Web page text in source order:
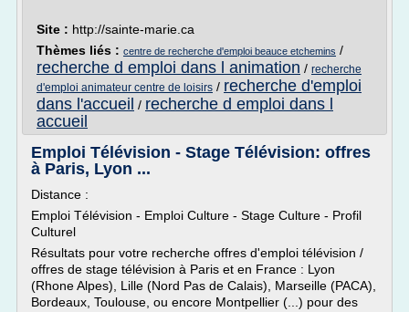
Site : http://sainte-marie.ca
Thèmes liés : centre de recherche d'emploi beauce etchemins /
recherche d emploi dans l animation / recherche
d'emploi animateur centre de loisirs / recherche d'emploi
dans l'accueil / recherche d emploi dans l
accueil
Emploi Télévision - Stage Télévision: offres
à Paris, Lyon ...
Distance :
Emploi Télévision - Emploi Culture - Stage Culture - Profil
Culturel
Résultats pour votre recherche offres d'emploi télévision /
offres de stage télévision à Paris et en France : Lyon
(Rhone Alpes), Lille (Nord Pas de Calais), Marseille (PACA),
Bordeaux, Toulouse, ou encore Montpellier (...) pour des